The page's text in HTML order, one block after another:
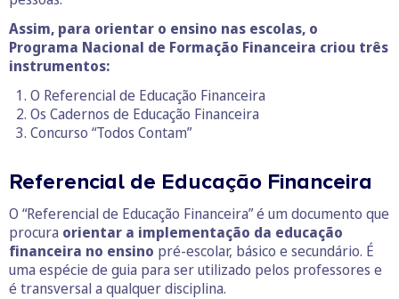
Assim, para orientar o ensino nas escolas, o
Programa Nacional de Formação Financeira criou três
instrumentos:
O Referencial de Educação Financeira
Os Cadernos de Educação Financeira
Concurso “Todos Contam”
Referencial de Educação Financeira
O “Referencial de Educação Financeira” é um documento que
procura orientar a implementação da educação
financeira no ensino pré-escolar, básico e secundário. É
uma espécie de guia para ser utilizado pelos professores e
é transversal a qualquer disciplina.